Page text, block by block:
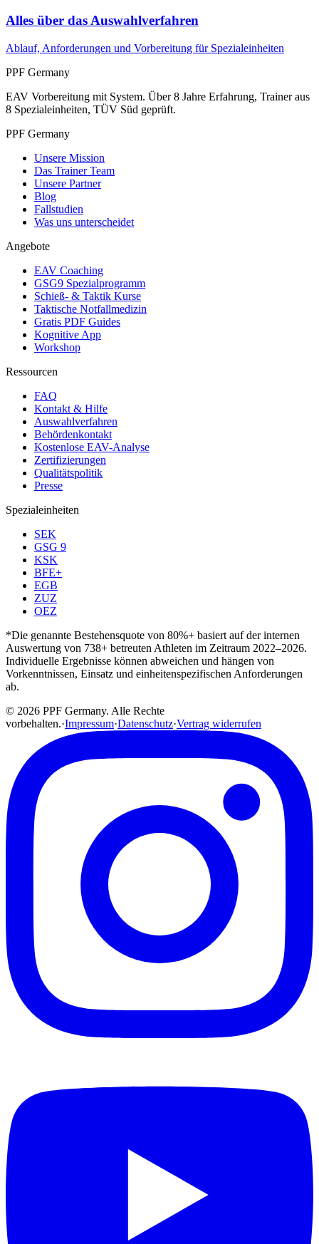
Alles über das Auswahlverfahren
Ablauf, Anforderungen und Vorbereitung für Spezialeinheiten
PPF Germany
EAV Vorbereitung mit System. Über 8 Jahre Erfahrung, Trainer aus
8 Spezialeinheiten, TÜV Süd geprüft.
PPF Germany
Unsere Mission
Das Trainer Team
Unsere Partner
Blog
Fallstudien
Was uns unterscheidet
Angebote
EAV Coaching
GSG9 Spezialprogramm
Schieß- & Taktik Kurse
Taktische Notfallmedizin
Gratis PDF Guides
Kognitive App
Workshop
Ressourcen
FAQ
Kontakt & Hilfe
Auswahlverfahren
Behördenkontakt
Kostenlose EAV-Analyse
Zertifizierungen
Qualitätspolitik
Presse
Spezialeinheiten
SEK
GSG 9
KSK
BFE+
EGB
ZUZ
OEZ
*Die genannte Bestehensquote von 80%+ basiert auf der internen
Auswertung von 738+ betreuten Athleten im Zeitraum 2022–2026.
Individuelle Ergebnisse können abweichen und hängen von
Vorkenntnissen, Einsatz und einheitenspezifischen Anforderungen
ab.
© 2026 PPF Germany. Alle Rechte
vorbehalten.·Impressum·Datenschutz·Vertrag widerrufen